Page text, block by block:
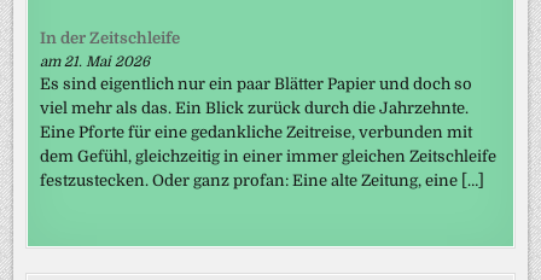
In der Zeitschleife
am 21. Mai 2026
Es sind eigentlich nur ein paar Blätter Papier und doch so
viel mehr als das. Ein Blick zurück durch die Jahrzehnte.
Eine Pforte für eine gedankliche Zeitreise, verbunden mit
dem Gefühl, gleichzeitig in einer immer gleichen Zeitschleife
festzustecken. Oder ganz profan: Eine alte Zeitung, eine […]